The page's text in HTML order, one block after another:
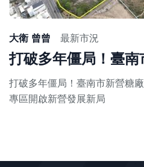
大衛 曾曾 最新市況
打破多年僵局！臺南市新營糖
專區開啟新營發展新局